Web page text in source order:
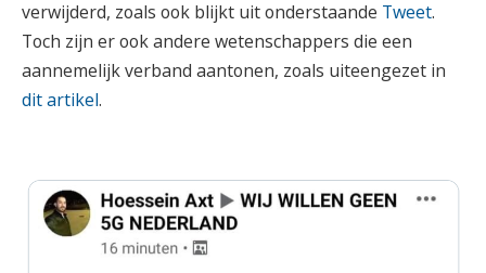
verwijderd, zoals ook blijkt uit onderstaande Tweet.
Toch zijn er ook andere wetenschappers die een
aannemelijk verband aantonen, zoals uiteengezet in
dit artikel.